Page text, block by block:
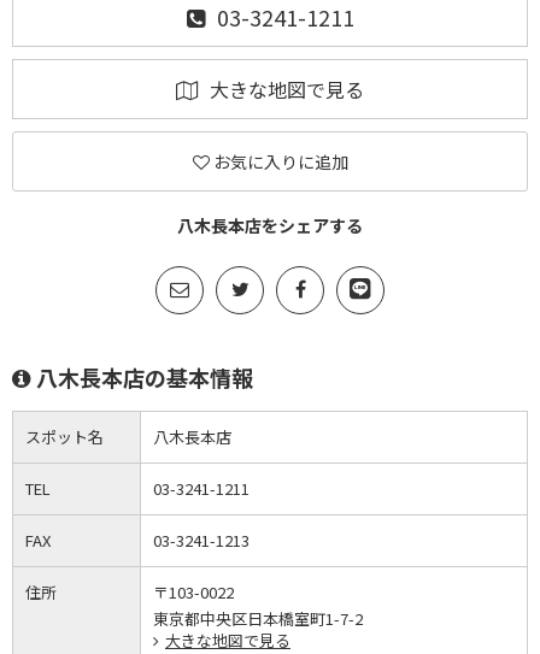
03-3241-1211
大きな地図で見る
お気に入りに追加
八木長本店をシェアする
八木長本店の基本情報
スポット名 八木長本店
TEL 03-3241-1211
FAX 03-3241-1213
住所
〒103-0022
東京都中央区日本橋室町1-7-2
大きな地図で見る